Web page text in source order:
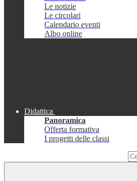
Le notizie
Le circolari
Calendario eventi
Albo online
Didattica
Panoramica
Offerta formativa
I progetti delle classi